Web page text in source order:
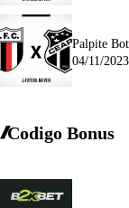
Palpite
04/11/2023
Codigo Bonus